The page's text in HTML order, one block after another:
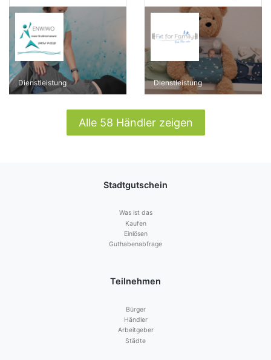
Dienstleistung Dienstleistung
Alle 58 Händler zeigen
Stadtgutschein
Was ist das
Kaufen
Einlösen
Guthabenabfrage
Teilnehmen
Bürger
Händler
Arbeitgeber
Städte